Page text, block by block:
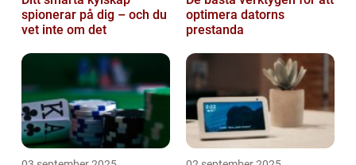
spionerar på dig – och du
vet inte om det
optimera datorns
prestanda